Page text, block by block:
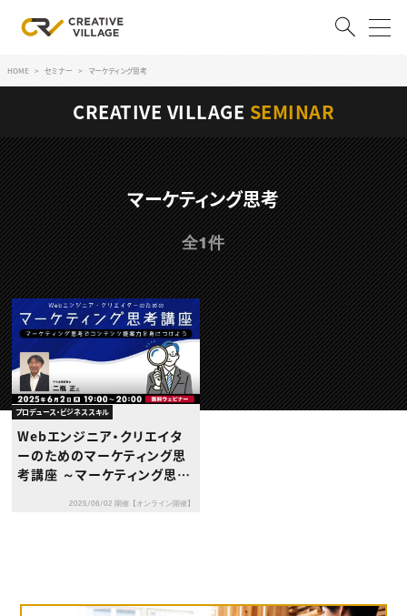
ログイン 会員登録
RECRUIT
クリエイター求人を探す
CREATIVE JOB求人検索
特集求人
採用説明会
転職支援サービス
CONTENTS
スキルアップしたい！
スキルアップしたい！ トップ
デザイン
プログラミング
動画配信・映像制作
編集・ライティング
マーケティング
ディレクション
業界解説・キャリア事情
お役立ち基礎知識
TOP Creator’s コラム
TOP Creator’s コラム トップ
Webクリエイター
アプリクリエイター
ゲームクリエイター
映像クリエイター
マーケッター
クリエイターインタビュー
セミナー
ニュース・トレンド
ニュース・トレンド トップ
HOME セミナー マーケティング思考
CREATIVE VILLAGE SEMINAR
マーケティング思考
全1件
プロデュース・ビジネススキル
Webエンジニア・クリエイタ
ーのためのマーケティング思
考講座 ～マーケティング思考
2025/06/02 開催【オンライン開催】